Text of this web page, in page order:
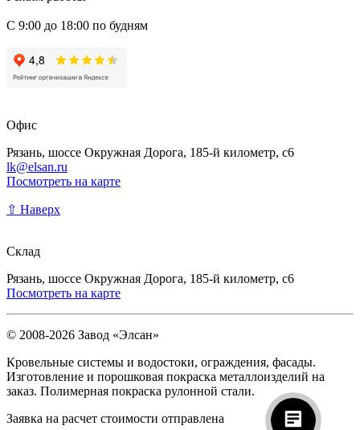
С 9:00 до 18:00 по будням
Офис
Рязань, шоссе Окружная Дорога, 185-й километр, с6
lk@elsan.ru
Посмотреть на карте
⇧ Наверх
Склад
Рязань, шоссе Окружная Дорога, 185-й километр, с6
Посмотреть на карте
© 2008-2026 Завод «Элсан»
Кровельные системы и водостоки, ограждения, фасады.
Изготовление и порошковая покраска металлоизделий на
заказ. Полимерная покраска рулонной стали.
Заявка на расчет стоимости отправлена